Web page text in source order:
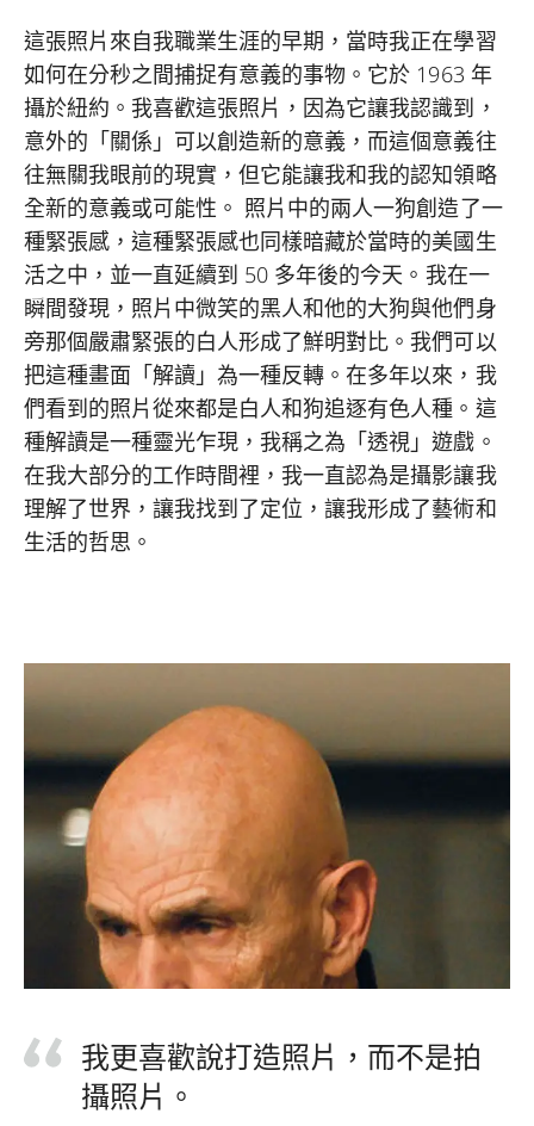
這張照片來自我職業生涯的早期，當時我正在學習
如何在分秒之間捕捉有意義的事物。它於 1963 年
攝於紐約。我喜歡這張照片，因為它讓我認識到，
意外的「關係」可以創造新的意義，而這個意義往
往無關我眼前的現實，但它能讓我和我的認知領略
全新的意義或可能性。 照片中的兩人一狗創造了一
種緊張感，這種緊張感也同樣暗藏於當時的美國生
活之中，並一直延續到 50 多年後的今天。我在一
瞬間發現，照片中微笑的黑人和他的大狗與他們身
旁那個嚴肅緊張的白人形成了鮮明對比。我們可以
把這種畫面「解讀」為一種反轉。在多年以來，我
們看到的照片從來都是白人和狗追逐有色人種。這
種解讀是一種靈光乍現，我稱之為「透視」遊戲。
在我大部分的工作時間裡，我一直認為是攝影讓我
理解了世界，讓我找到了定位，讓我形成了藝術和
生活的哲思。
我更喜歡說打造照片，而不是拍
攝照片。